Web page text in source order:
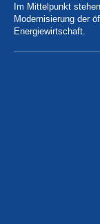
Im Mittelpunkt
Modernisierung der
Energiewirtschaft.